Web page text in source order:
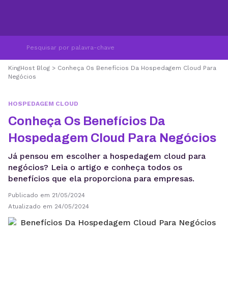
KingHost Blog > Conheça Os Benefícios Da Hospedagem Cloud Para
Negócios
HOSPEDAGEM CLOUD
Conheça Os Benefícios Da
Hospedagem Cloud Para Negócios
Já pensou em escolher a hospedagem cloud para
negócios? Leia o artigo e conheça todos os
benefícios que ela proporciona para empresas.
Publicado em 21/05/2024
Atualizado em 24/05/2024